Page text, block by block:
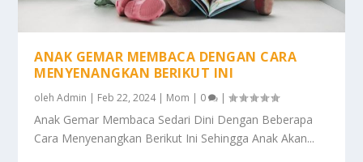
ANAK GEMAR MEMBACA DENGAN CARA
MENYENANGKAN BERIKUT INI
olehAdmin | Feb 22, 2024| Mom | 0 |
Anak Gemar Membaca Sedari Dini Dengan Beberapa
Cara Menyenangkan Berikut Ini Sehingga Anak Akan...